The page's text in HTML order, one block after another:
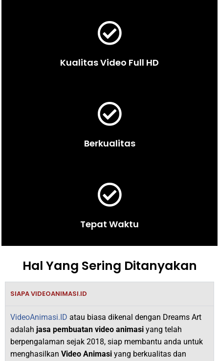
Kualitas Video Full HD
Berkualitas
Tepat Waktu
Hal Yang Sering Ditanyakan
SIAPA VIDEOANIMASI.ID
VideoAnimasi.ID atau biasa dikenal dengan Dreams Art
adalah jasa pembuatan video animasi yang telah
berpengalaman sejak 2018, siap membantu anda untuk
menghasilkan Video Animasi yang berkualitas dan